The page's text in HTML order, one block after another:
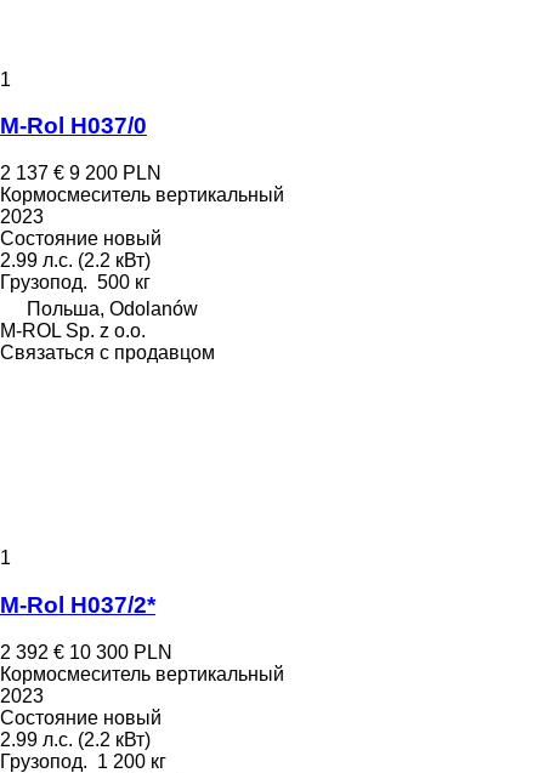
1
M-Rol H037/0
2 137 € 9 200 PLN
Кормосмеситель вертикальный
2023
Состояние новый
2.99 л.с. (2.2 кВт)
Грузопод. 500 кг
Польша, Odolanów
M-ROL Sp. z o.o.
Связаться с продавцом
1
M-Rol H037/2*
2 392 € 10 300 PLN
Кормосмеситель вертикальный
2023
Состояние новый
2.99 л.с. (2.2 кВт)
Грузопод. 1 200 кг